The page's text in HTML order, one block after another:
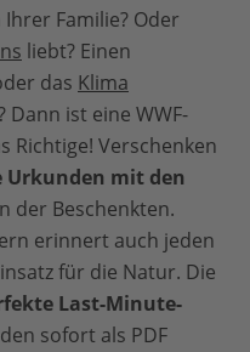
Ihrer Familie? Oder
liebt? Einen
das Klima
Dann ist eine WWF-
Richtige! Verschenken
Urkunden mit den
der Beschenkten.
erinnert auch jeden
für die Natur. Die
Last-Minute-
sofort als PDF